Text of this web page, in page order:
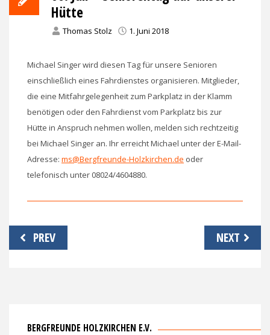
Hütte
Thomas Stolz 1. Juni 2018
Michael Singer wird diesen Tag für unsere Senioren
einschließlich eines Fahrdienstes organisieren. Mitglieder,
die eine Mitfahrgelegenheit zum Parkplatz in der Klamm
benötigen oder den Fahrdienst vom Parkplatz bis zur
Hütte in Anspruch nehmen wollen, melden sich rechtzeitig
bei Michael Singer an. Ihr erreicht Michael unter der E-Mail-
Adresse: ms@Bergfreunde-Holzkirchen.de oder
telefonisch unter 08024/4604880.
Beitragsnavigation
PREV NEXT
BERGFREUNDE HOLZKIRCHEN E.V.